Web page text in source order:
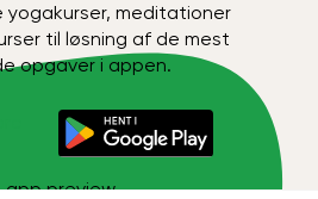
meditationer
til løsning af de mest
opgaver i appen.